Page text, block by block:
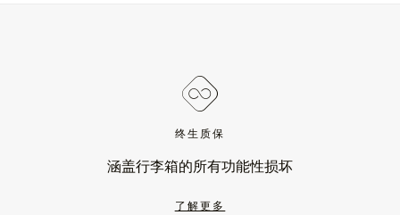
终生质保
涵盖行李箱的所有功能性损坏
了解更多